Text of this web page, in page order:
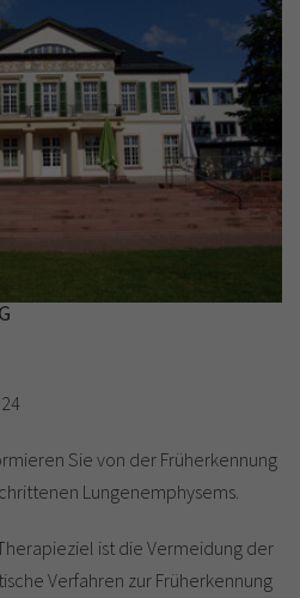
Sie von der Früherkennung
Lungenemphysems.
ist die Vermeidung der
Verfahren zur Früherkennung